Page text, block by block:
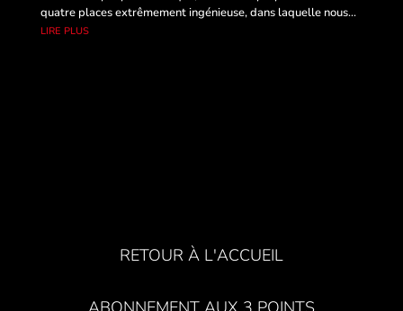
quatre places extrêmement ingénieuse, dans laquelle nous...
lire plus
RETOUR À L'ACCUEIL